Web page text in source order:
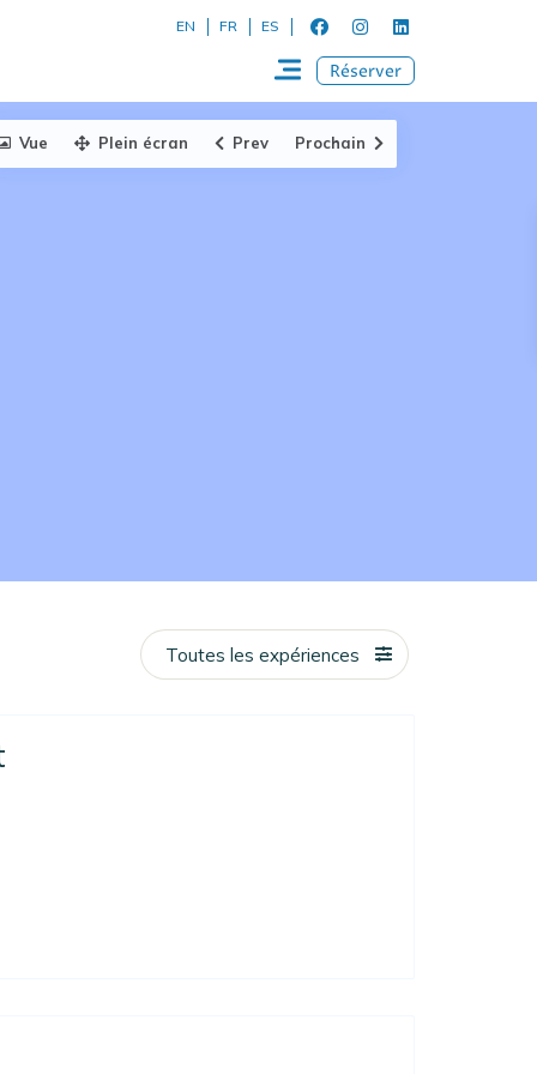
EN FR ES
Réserver
Vue Plein écran Prev Prochain
Toutes les expériences